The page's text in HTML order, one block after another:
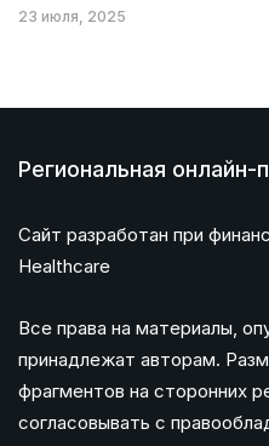
23 июля, 2025
Региональная
Сайт разработан при
Healthcare
Все права на материалы,
принадлежат авторам.
фрагментов на сторонних
согласовывать с